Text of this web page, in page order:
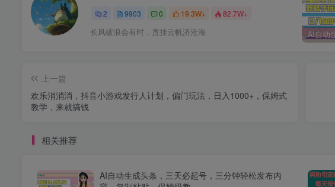
2 9903 0 19.3W+ 82.7W+
长风破浪会有时，直挂云帆济沧海
上一篇
欢乐消消消，抖音小游戏发行人计划，偏门玩法，日入1000+，保姆式
教学，来就搞钱
相关推荐
AI自动生成头条，三天必起号，三分钟轻松发布内